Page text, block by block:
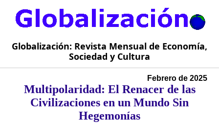
Globalización: Revista Mensual de Economía,
Sociedad y Cultura
Febrero de 2025
Multipolaridad: El Renacer de las
Civilizaciones en un Mundo Sin
Hegemonías